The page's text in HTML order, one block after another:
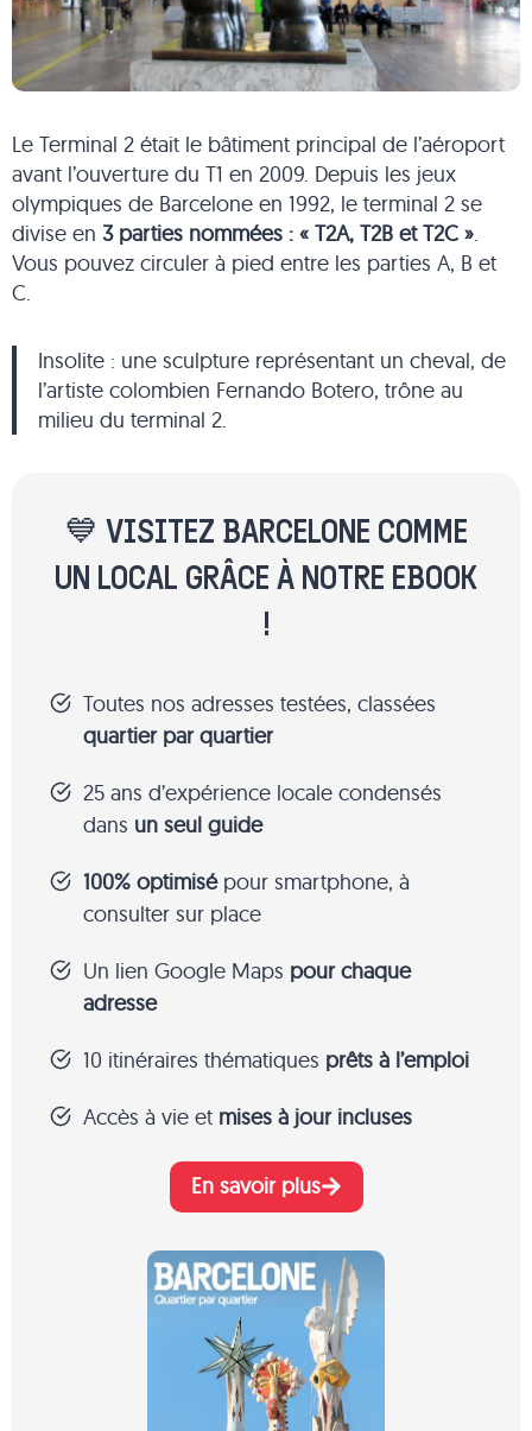
Le Terminal 2 était le bâtiment principal de l’aéroport
avant l’ouverture du T1 en 2009. Depuis les jeux
olympiques de Barcelone en 1992, le terminal 2 se
divise en 3 parties nommées : « T2A, T2B et T2C ».
Vous pouvez circuler à pied entre les parties A, B et
C.
Insolite : une sculpture représentant un cheval, de
l’artiste colombien Fernando Botero, trône au
milieu du terminal 2.
💙 VISITEZ BARCELONE COMME
UN LOCAL GRÂCE À NOTRE EBOOK
!
Toutes nos adresses testées, classées
quartier par quartier
25 ans d’expérience locale condensés
dans un seul guide
100% optimisépour smartphone, à
consulter sur place
Un lien Google Maps pour chaque
adresse
10 itinéraires thématiques prêts à l’emploi
Accès à vie et mises à jour incluses
En savoir plus